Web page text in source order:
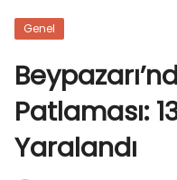
Genel
Patlaması:
Yaralandı